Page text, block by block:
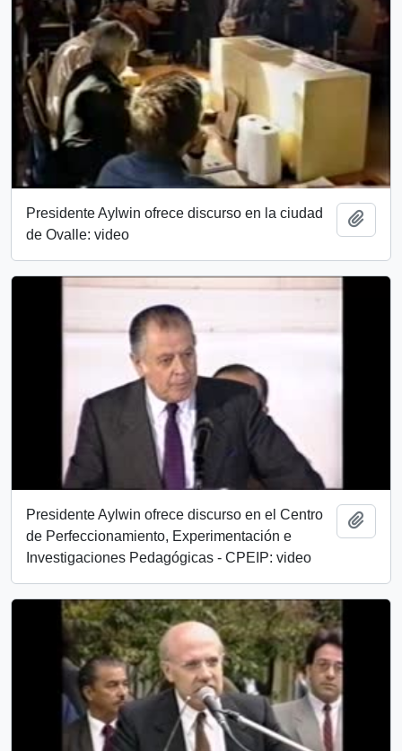
Presidente Aylwin ofrece discurso en la ciudad
de Ovalle: video
Presidente Aylwin ofrece discurso en el Centro
de Perfeccionamiento, Experimentación e
Investigaciones Pedagógicas - CPEIP: video